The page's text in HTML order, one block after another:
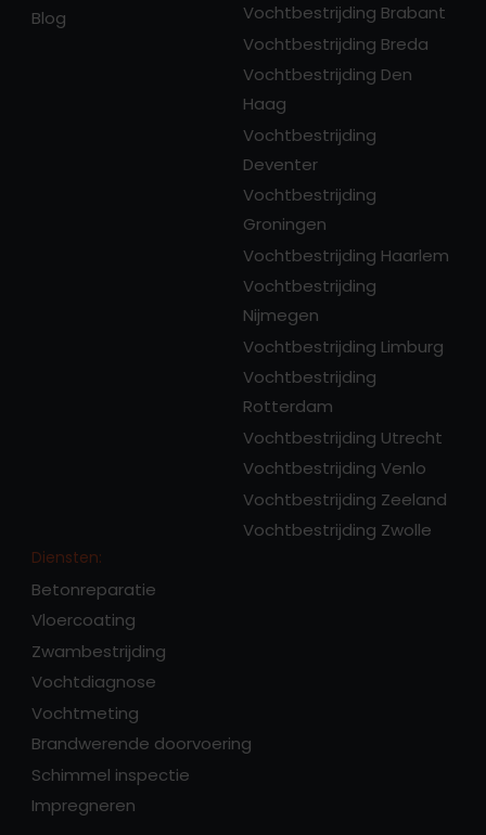
Blog
Vochtbestrijding Brabant
Vochtbestrijding Breda
Vochtbestrijding Den
Haag
Vochtbestrijding
Deventer
Vochtbestrijding
Groningen
Vochtbestrijding Haarlem
Vochtbestrijding
Nijmegen
Vochtbestrijding Limburg
Vochtbestrijding
Rotterdam
Vochtbestrijding Utrecht
Vochtbestrijding Venlo
Vochtbestrijding Zeeland
Vochtbestrijding Zwolle
Diensten:
Betonreparatie
Vloercoating
Zwambestrijding
Vochtdiagnose
Vochtmeting
Brandwerende doorvoering
Schimmel inspectie
Impregneren